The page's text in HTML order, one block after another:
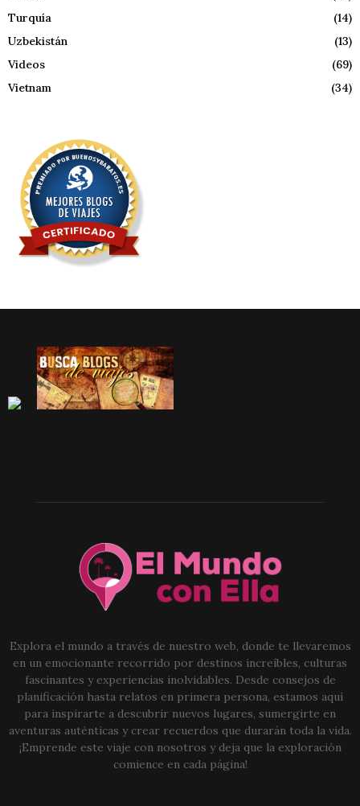
Turquía
(14)
Uzbekistán
(13)
Videos
(69)
Vietnam
(34)
Explora el mundo a través de nuestro web, donde te llevaremos
en un emocionante recorrido por destinos increíbles, culturas
fascinantes y experiencias inolvidables. Desde consejos de
planificación hasta relatos en primera persona, estamos aquí
para inspirarte a descubrir nuevos lugares, sumergirte en
aventuras auténticas y crear recuerdos que durarán toda la vida.
¡Emprende este viaje con nosotros y deja que la exploración
comience en cada página!